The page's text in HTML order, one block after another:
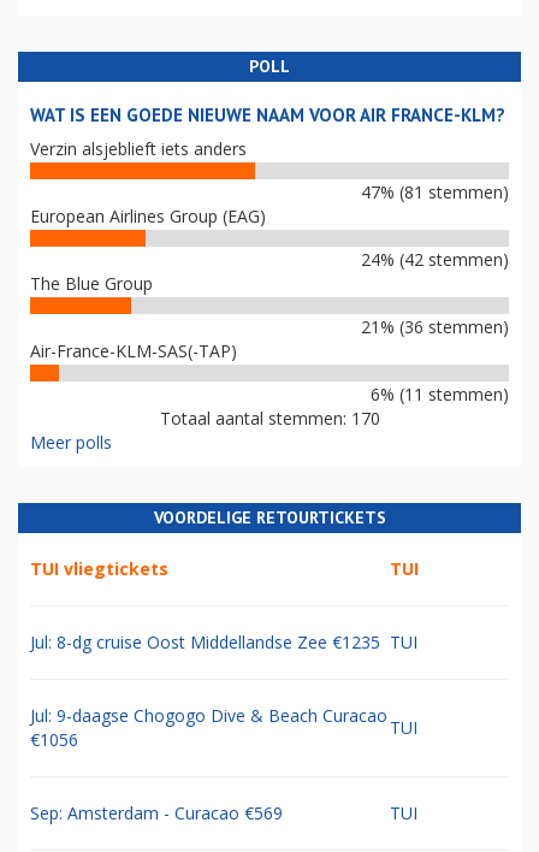
POLL
WAT IS EEN GOEDE NIEUWE NAAM VOOR AIR FRANCE-KLM?
Verzin alsjeblieft iets anders
47% (81 stemmen)
European Airlines Group (EAG)
24% (42 stemmen)
The Blue Group
21% (36 stemmen)
Air-France-KLM-SAS(-TAP)
6% (11 stemmen)
Totaal aantal stemmen: 170
Meer polls
VOORDELIGE RETOURTICKETS
TUI vliegtickets TUI
Jul: 8-dg cruise Oost Middellandse Zee €1235 TUI
Jul: 9-daagse Chogogo Dive & Beach Curacao
€1056
TUI
Sep: Amsterdam - Curacao €569 TUI